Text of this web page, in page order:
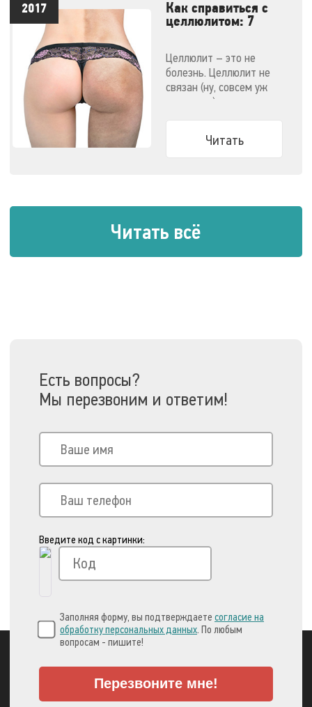
2017
Как справиться с
целлюлитом: 7
Целлюлит – это не
болезнь. Целлюлит не
связан (ну, совсем уж
напрямую) с ожирением.
Читать
Читать всё
Есть вопросы?
Мы перезвоним и ответим!
Введите код с картинки:
Заполняя форму, вы подтверждаете согласие на
обработку персональных данных. По любым
вопросам - пишите!
Перезвоните мне!